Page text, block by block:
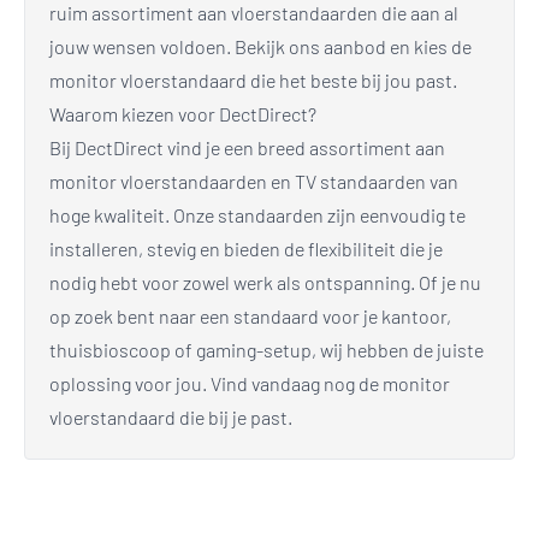
ruim assortiment aan vloerstandaarden die aan al
jouw wensen voldoen. Bekijk ons aanbod en kies de
monitor vloerstandaard die het beste bij jou past.
Waarom kiezen voor DectDirect?
Bij DectDirect vind je een breed assortiment aan
monitor vloerstandaarden en TV standaarden van
hoge kwaliteit. Onze standaarden zijn eenvoudig te
installeren, stevig en bieden de flexibiliteit die je
nodig hebt voor zowel werk als ontspanning. Of je nu
op zoek bent naar een standaard voor je kantoor,
thuisbioscoop of gaming-setup, wij hebben de juiste
oplossing voor jou. Vind vandaag nog de monitor
vloerstandaard die bij je past.